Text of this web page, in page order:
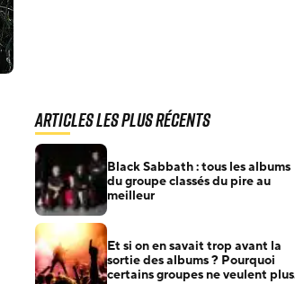
Articles les plus récents
Black Sabbath : tous les albums
du groupe classés du pire au
meilleur
Et si on en savait trop avant la
sortie des albums ? Pourquoi
certains groupes ne veulent plus